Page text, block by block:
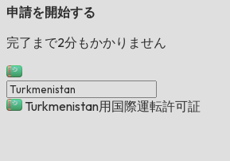
申請を開始する
完了まで2分もかかりません
Turkmenistan用国際運転許可証